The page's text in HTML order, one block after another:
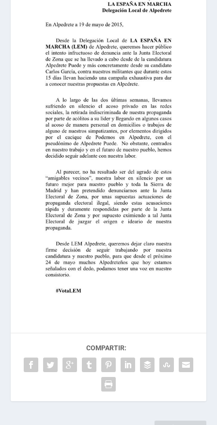
COMPARTIR: